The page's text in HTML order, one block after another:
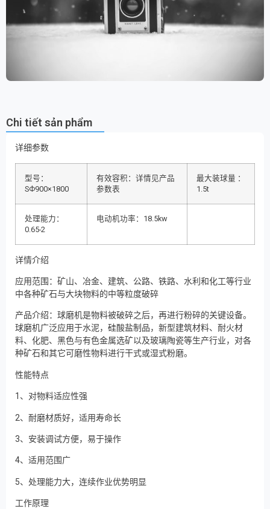
Chi tiết sản phẩm
详细参数
型号：
SФ900×1800
有效容积：详情见产品
参数表
最大装球量 ：
1.5t
处理能力：
0.65-2
电动机功率：18.5kw
详情介绍
应用范围：矿山、冶金、建筑、公路、铁路、水利和化工等行业
中各种矿石与大块物料的中等粒度破碎
产品介绍：球磨机是物料被破碎之后，再进行粉碎的关键设备。
球磨机广泛应用于水泥，硅酸盐制品，新型建筑材料、耐火材
料、化肥、黑色与有色金属选矿以及玻璃陶瓷等生产行业，对各
种矿石和其它可磨性物料进行干式或湿式粉磨。
性能特点
1、对物料适应性强
2、耐磨材质好，适用寿命长
3、安装调试方便，易于操作
4、适用范围广
5、处理能力大，连续作业优势明显
工作原理